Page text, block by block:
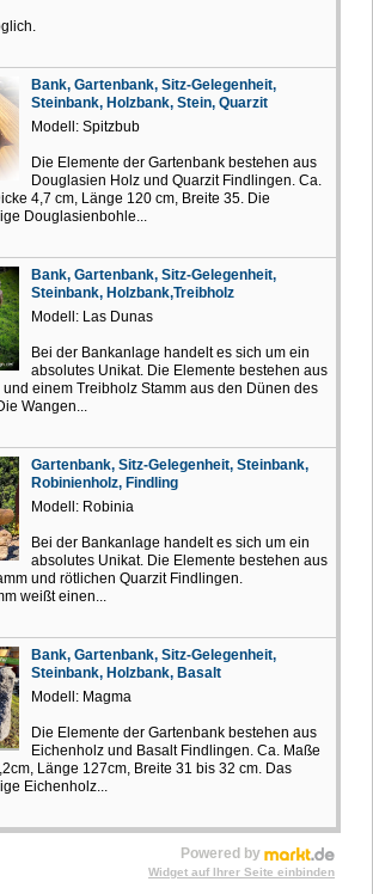
Bank, Gartenbank, Sitz-Gelegenheit,
Steinbank, Holzbank, Stein, Quarzit
Modell: Spitzbub
Die Elemente der Gartenbank bestehen aus
Douglasien Holz und Quarzit Findlingen. Ca.
4,7 cm, Länge 120 cm, Breite 35. Die
Douglasienbohle...
Bank, Gartenbank, Sitz-Gelegenheit,
Steinbank, Holzbank,Treibholz
Modell: Las Dunas
Bei der Bankanlage handelt es sich um ein
absolutes Unikat. Die Elemente bestehen aus
einem Treibholz Stamm aus den Dünen des
Wangen...
Gartenbank, Sitz-Gelegenheit, Steinbank,
Robinienholz, Findling
Modell: Robinia
Bei der Bankanlage handelt es sich um ein
absolutes Unikat. Die Elemente bestehen aus
und rötlichen Quarzit Findlingen.
weißt einen...
Bank, Gartenbank, Sitz-Gelegenheit,
Steinbank, Holzbank, Basalt
Modell: Magma
Die Elemente der Gartenbank bestehen aus
Eichenholz und Basalt Findlingen. Ca. Maße
Länge 127cm, Breite 31 bis 32 cm. Das
Eichenholz...
Powered by
Widget auf Ihrer Seite einbinden